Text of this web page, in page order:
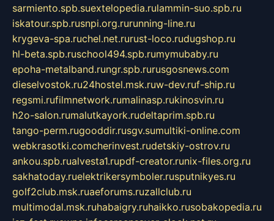
sarmiento.spb.suextelopedia.rulammin-suo.spb.ru
iskatour.spb.rusnpi.org.rurunning-line.ru
krygeva-spa.ruchel.net.rurust-loco.rudugshop.ru
hl-beta.spb.ruschool494.spb.rumymubaby.ru
epoha-metalband.rungr.spb.rurusgosnews.com
dieselvostok.ru24hostel.msk.ruw-dev.ruf-ship.ru
regsmi.rufilmnetwork.rumalinasp.rukinosvin.ru
h2o-salon.rumalutkayork.rudeltaprim.spb.ru
tango-perm.rugooddir.rusgv.sumultiki-online.com
webkrasotki.comcherinvest.rudetskiy-ostrov.ru
ankou.spb.rualvesta1.rupdf-creator.runix-files.org.ru
sakhatoday.ruelektrikersymboler.rusputnikyes.ru
golf2club.msk.ruaeforums.ruzallclub.ru
multimodal.msk.ruhabaigry.ruhaikko.rusobakopedia.ru